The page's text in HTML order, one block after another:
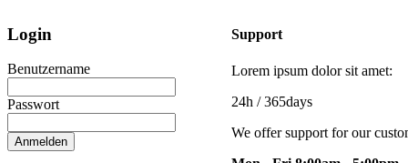
Login
Benutzername
Passwort
Anmelden
Support
Lorem ipsum dolor sit amet:
24h / 365days
We offer support for our